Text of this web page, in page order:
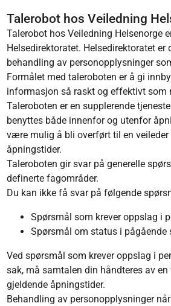
Talerobot hos Veiledning
Talerobot hos Veiledning Helsenorge
Helsedirektoratet. Helsedirektoratet
behandling av personopplysninger
Formålet med taleroboten er å gi
informasjon så raskt og effektivt som
Taleroboten er en supplerende
benyttes både innenfor og utenfor
være mulig å bli overført til en
åpningstider.
Taleroboten gir svar på generelle
definerte fagområder.
Du kan ikke få svar på følgende
Spørsmål som krever oppslag i
Spørsmål om status i pågående
Ved spørsmål som krever oppslag i
sak, må samtalen din håndteres av
gjeldende åpningstider.
Behandling av personopplysninger